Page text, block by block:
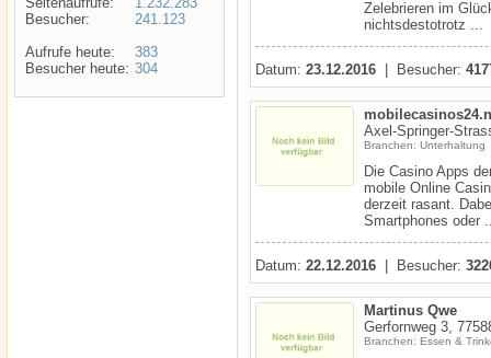
Besucher:
Aufrufe heute:
Besucher heute:
241.123
383
304
Zelebrieren im
nichtsdestotrotz ...
Datum: 23.12.2016 | Besucher:
Axel-Springer-
Branchen: Unterhaltung
Die Casino Apps
mobile Online
derzeit rasant.
Smartphones oder
Datum: 22.12.2016 | Besucher:
Martinus Qwe
Gerfornweg 3,
Branchen: Essen &